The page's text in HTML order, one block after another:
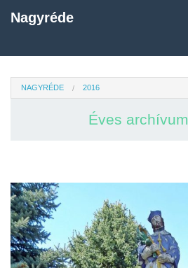
Nagyréde
NAGYRÉDE 2016
Éves archívum